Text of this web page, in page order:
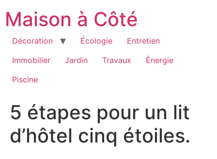
contenu
Maison à Côté
Décoration Écologie
Entretien
Immobilier
Jardin Travaux
Énergie
Piscine
5 étapes pour un lit
d’hôtel cinq étoiles.